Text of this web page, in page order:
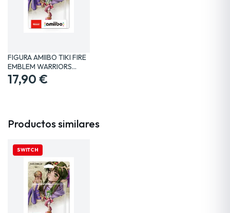
FIGURA AMIIBO TIKI FIRE
EMBLEM WARRIORS…
17,90 €
Productos similares
SWITCH